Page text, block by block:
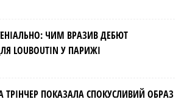
ЧИМ ВРАЗИВ ДЕБЮТ
LOUBOUTIN У ПАРИЖІ
ТРІНЧЕР ПОКАЗАЛА СПОКУСЛИВИЙ ОБРАЗ